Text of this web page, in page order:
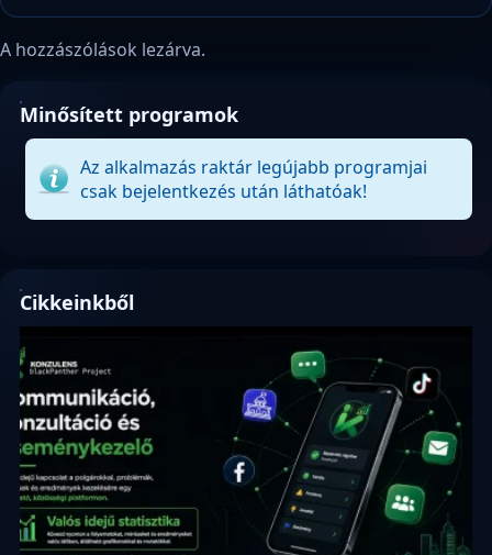
A hozzászólások lezárva.
Minősített programok
Az alkalmazás raktár legújabb programjai
csak bejelentkezés után láthatóak!
Cikkeinkből